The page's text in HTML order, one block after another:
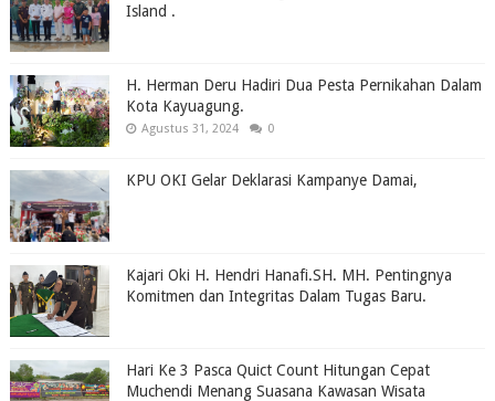
Island .
H. Herman Deru Hadiri Dua Pesta Pernikahan Dalam
Kota Kayuagung.
Agustus 31, 2024 0
KPU OKI Gelar Deklarasi Kampanye Damai,
Kajari Oki H. Hendri Hanafi.SH. MH. Pentingnya
Komitmen dan Integritas Dalam Tugas Baru.
Hari Ke 3 Pasca Quict Count Hitungan Cepat
Muchendi Menang Suasana Kawasan Wisata